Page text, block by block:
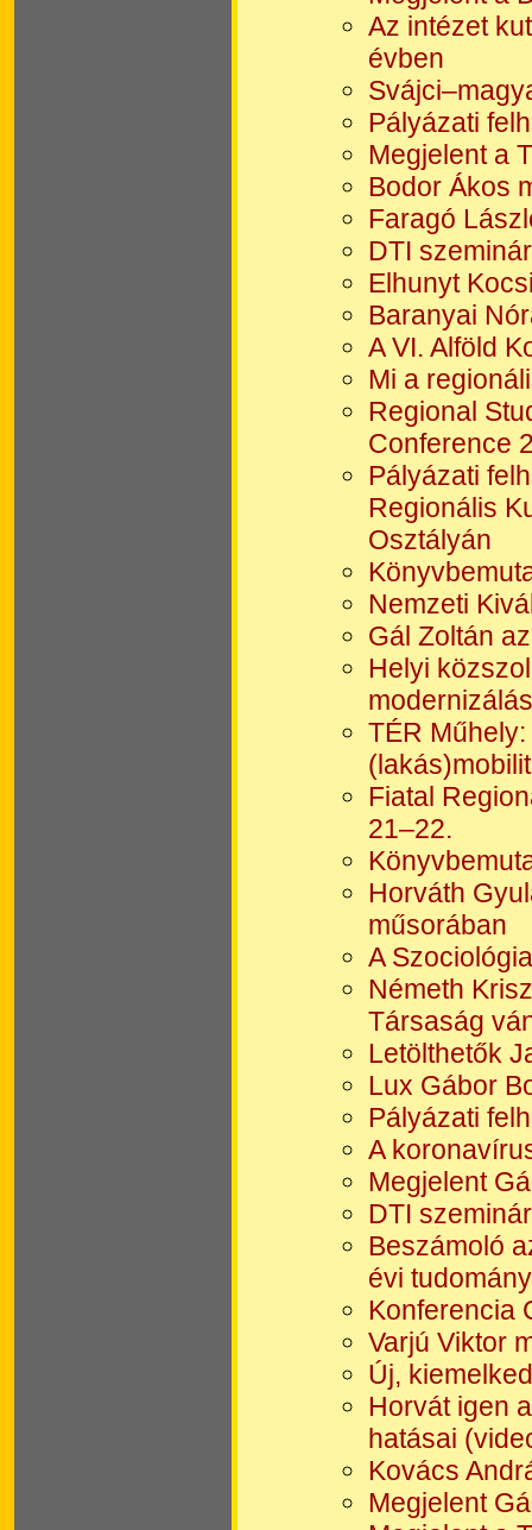
Az intézet
évben
Pályázati
Megjelent a
Bodor Ákos
Faragó
DTI
Elhunyt
Baranyai
A VI. Alföld
Mi a
Regional
Conference
Pályázati
Regionális
Osztályán
Nemzeti
Gál Zoltán
Helyi
TÉR
Fiatal
21–22.
Horváth
műsorában
A
Németh
Társaság
Letölthetők
Lux Gábor
Pályázati
A
Megjelent
DTI
Beszámoló
évi
Konferencia
Varjú Viktor
Új,
Horvát igen
hatásai
Kovács
Megjelent